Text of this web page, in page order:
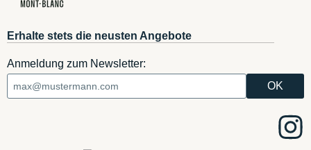
Erhalte stets die neusten Angebote
Anmeldung zum Newsletter: